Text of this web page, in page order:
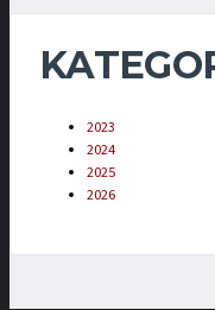
2023
2024
2025
2026